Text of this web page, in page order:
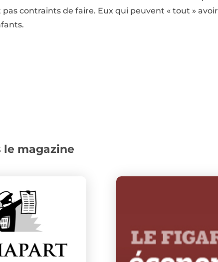
contraints de faire. Eux qui peuvent « tout » avoir
le magazine